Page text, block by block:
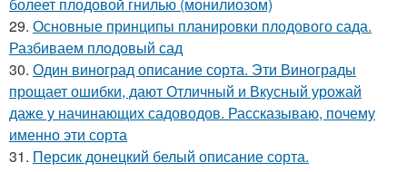
29. Основные принципы планировки плодового сада.
Разбиваем плодовый сад
30. Один виноград описание сорта. Эти Винограды
прощает ошибки, дают Отличный и Вкусный урожай
даже у начинающих садоводов. Рассказываю, почему
именно эти сорта
31. Персик донецкий белый описание сорта.